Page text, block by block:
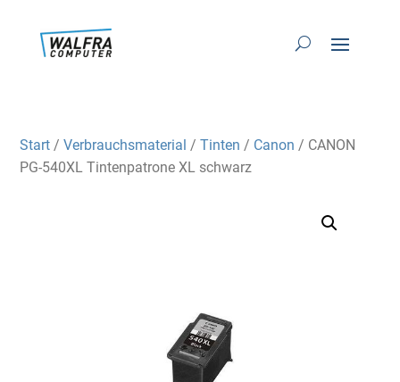
Start /Verbrauchsmaterial /Tinten / Canon / CANON
PG-540XL Tintenpatrone XL schwarz